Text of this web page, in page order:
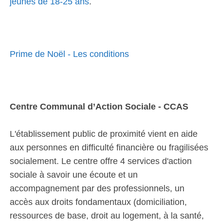
Prime de Noël - Les conditions
Centre Communal d’Action Sociale - CCAS
L'établissement public de proximité vient en aide
aux personnes en difficulté financière ou fragilisées
socialement. Le centre offre 4 services d'action
sociale à savoir une écoute et un
accompagnement par des professionnels, un
accès aux droits fondamentaux (domiciliation,
ressources de base, droit au logement, à la santé,